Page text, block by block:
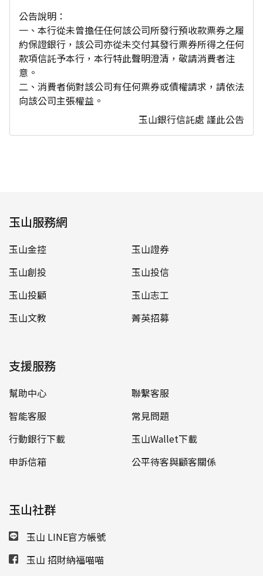
公告說明：
一、本行從未曾擔任任何該公司所發行預收款票券之履
約保證銀行，該公司亦從未交付其發行票券所得之任何
款項信託予本行，本行特此聲明澄清，敬請消費者注
意。
二、消費者倘對該公司有任何票券或債權請求，請依法
向該公司主張權益。
玉山銀行信託處 謹此公告
玉山服務網
玉山金控
玉山證券
玉山創投
玉山投信
玉山投顧
玉山志工
玉山文教
菁英招募
支援服務
幫助中心
聯繫客服
智能客服
常見問題
行動銀行下載
玉山Wallet下載
申訴信箱
公平待客與顧客關係
玉山社群
玉山 LINE官方帳號
玉山 招財納福喵喵